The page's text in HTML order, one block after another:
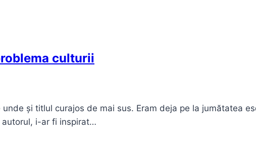
culturii
și titlul curajos de mai sus. Eram deja pe la jumătatea
autorul, i-ar fi inspirat…